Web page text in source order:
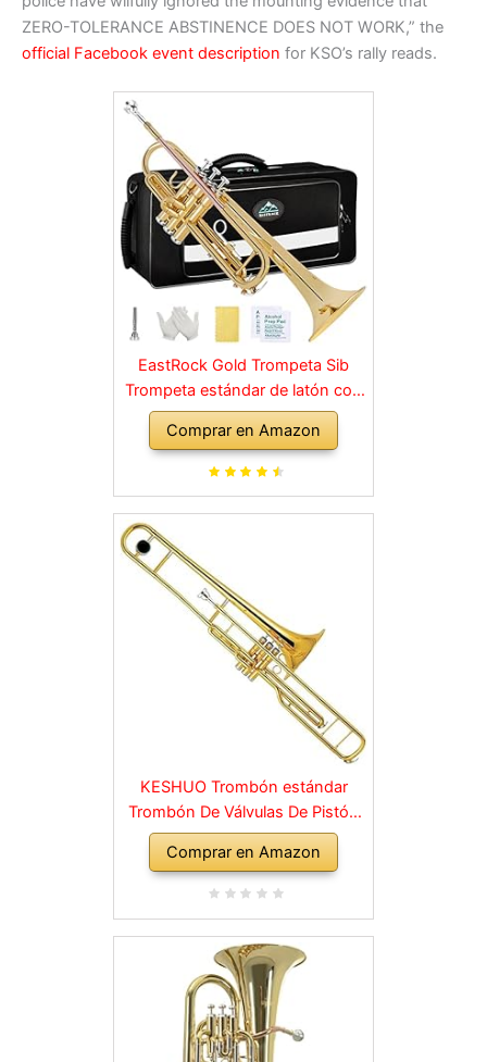
ZERO-TOLERANCE ABSTINENCE DOES NOT WORK,” the
official Facebook event description for KSO’s rally reads.
EastRock Gold Trompeta Sib
Trompeta estándar de latón con
estuche rígido, guantes, tela,
boquilla 7C, instrumentos
musicales para estudiantes
experimentados
Comprar en Amazon
KESHUO Trombón estándar
Trombón De Válvulas De Pistón
De Llave C Lacado Dorado
Comprar en Amazon